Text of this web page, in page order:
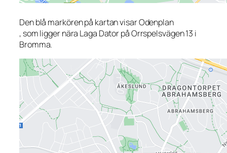
Den blå markören på kartan visar Odenplan
, som ligger nära Laga Dator på Orrspelsvägen 13 i
Bromma.